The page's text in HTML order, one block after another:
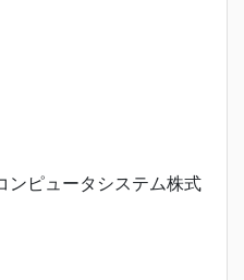
ンピュータシステム株式